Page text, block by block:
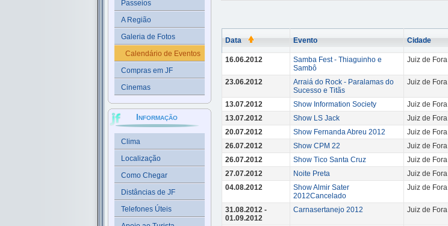
Passeios
A Região
Galeria de Fotos
Calendário de Eventos
Compras em JF
Cinemas
Informação
Clima
Localização
Como Chegar
Distâncias de JF
Telefones Úteis
Data Evento Cidade
16.06.2012
Samba Fest - Thiaguinho e
Sambô
Juiz de Fora
23.06.2012
Arraiá do Rock - Paralamas do
Sucesso e Titãs
Juiz de Fora
13.07.2012 Show Information Society Juiz de Fora
13.07.2012
Show LS Jack Juiz de Fora
20.07.2012
Show Fernanda Abreu 2012 Juiz de Fora
26.07.2012
Show CPM 22 Juiz de Fora
26.07.2012
Show Tico Santa Cruz Juiz de Fora
27.07.2012
Noite Preta Juiz de Fora
04.08.2012
Show Almir Sater
2012Cancelado
Juiz de Fora
31.08.2012 -
01.09.2012
Carnasertanejo 2012 Juiz de Fora